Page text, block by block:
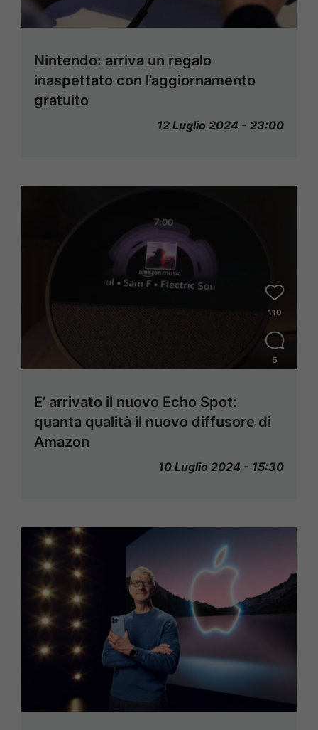
Nintendo: arriva un regalo
inaspettato con l’aggiornamento
gratuito
12 Luglio 2024 - 23:00
E’ arrivato il nuovo Echo Spot:
quanta qualità il nuovo diffusore di
Amazon
10 Luglio 2024 - 15:30